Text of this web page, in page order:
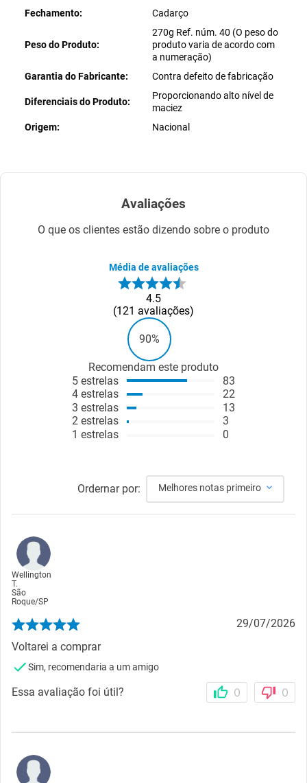
Fechamento
Cadarço
Peso do Produto
270g Ref. núm. 40 (O peso do
produto varia de acordo com
a numeração)
Garantia do Fabricante
Contra defeito de fabricação
Diferenciais do Produto
Proporcionando alto nível de
maciez
Origem
Nacional
Avaliações
O que os clientes estão dizendo sobre o produto
Média de avaliações
4.5
121 avaliações
90%
Recomendam este produto
5 estrelas
4 estrelas
3 estrelas
2 estrelas
1 estrelas
83
22
13
3
0
Ordernar por: Melhores notas primeiro
Wellington
T.
São
Roque/SP
29/07/2026
Voltarei a comprar
Sim, recomendaria a um amigo
Essa avaliação foi útil? 0 0